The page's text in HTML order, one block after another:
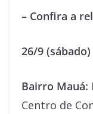
– Confira a
26/9 (sábado)
Bairro Mauá:
Centro de